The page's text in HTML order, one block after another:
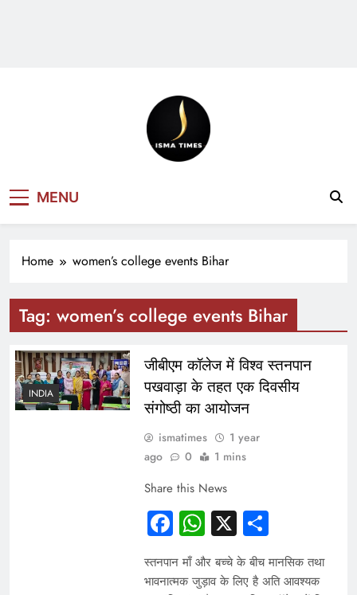
NEWS
MENU
Home women’s college events Bihar
Tag: women’s college events Bihar
INDIA
जीबीएम कॉलेज में विश्व स्तनपान
पखवाड़ा के तहत एक दिवसीय
संगोष्ठी का आयोजन
ismatimes
1 year
ago
0 1 mins
Share this News
Facebook
WhatsApp
X Share
स्तनपान माँ और बच्चे के बीच मानसिक तथा
भावनात्मक जुड़ाव के लिए है अति आवश्यक